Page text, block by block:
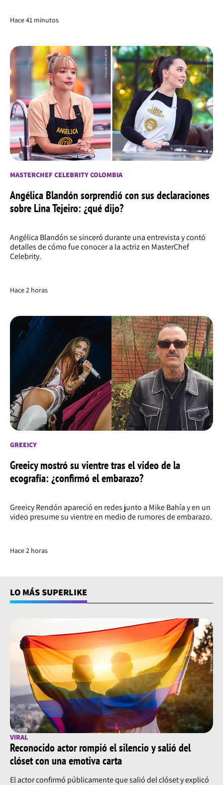
Hace 41 minutos
MASTERCHEF CELEBRITY COLOMBIA
Angélica Blandón sorprendió con sus declaraciones
sobre Lina Tejeiro: ¿qué dijo?
Angélica Blandón se sinceró durante una entrevista y contó
detalles de cómo fue conocer a la actriz en MasterChef
Celebrity.
Hace 2 horas
GREEICY
Greeicy mostró su vientre tras el video de la
ecografía: ¿confirmó el embarazo?
Greeicy Rendón apareció en redes junto a Mike Bahía y en un
video presume su vientre en medio de rumores de embarazo.
Hace 2 horas
LO MÁS SUPERLIKE
VIRAL
Reconocido actor rompió el silencio y salió del
clóset con una emotiva carta
El actor confirmó públicamente que salió del clóset y explicó